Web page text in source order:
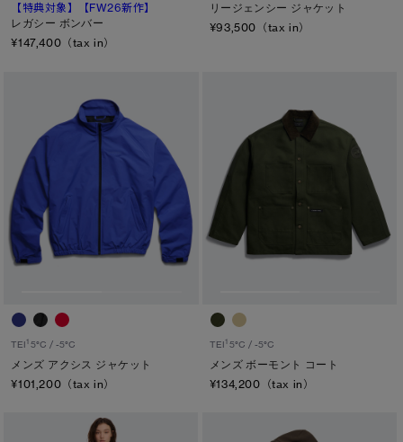
カラー
ブラック
グリーン系
グレー系
レッド系
プリント/その他
ピンク系
長さ
ウエスト
ひざ
【特典対象】
【FW26新作】
レガシー ボンバー
¥147,400（tax in）
リージェンシー ジャケット
¥93,500（tax in）
TEI1 5°C / -5°C
メンズ アクシス ジャケット
¥101,200（tax in）
TEI15°C / -5°C
メンズ ボーモント コート
¥134,200（tax in）